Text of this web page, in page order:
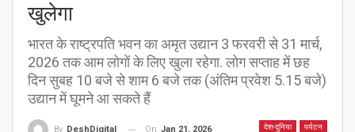
खुलेगा
भारत के राष्ट्रपति भवन का अमृत उद्यान 3 फरवरी से 31 मार्च,
2026 तक आम लोगों के लिए खुला रहेगा. लोग सप्ताह में छह
दिन सुबह 10 बजे से शाम 6 बजे तक (अंतिम प्रवेश 5.15 बजे)
उद्यान में घूमने आ सकते हैं
देश-दुनिया पर्यटन
By DeshDigital On Jan 21, 2026